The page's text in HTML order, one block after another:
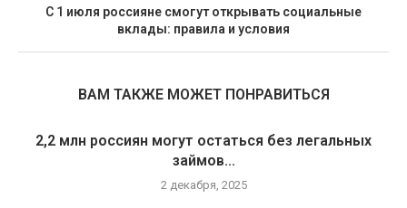
С 1 июля россияне смогут открывать социальные
вклады: правила и условия
ВАМ ТАКЖЕ МОЖЕТ ПОНРАВИТЬСЯ
2,2 млн россиян могут остаться без легальных
займов...
2 декабря, 2025